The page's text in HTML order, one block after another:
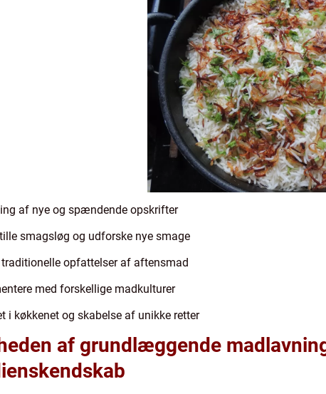
af nye og spændende opskrifter
smagsløg og udforske nye smage
opfattelser af aftensmad
med forskellige madkulturer
i køkkenet og skabelse af unikke retter
af grundlæggende